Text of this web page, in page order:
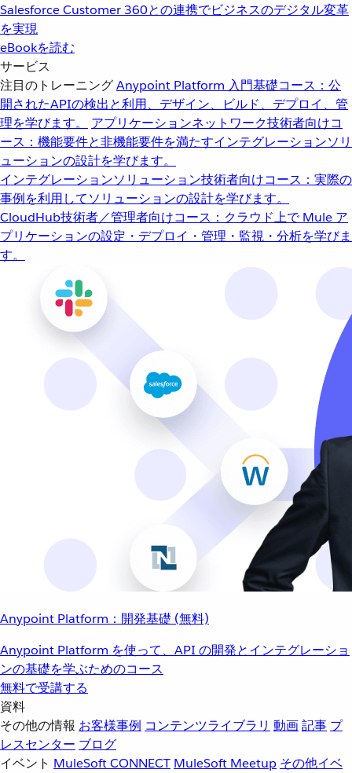
Salesforce Customer 360との連携でビジネスのデジタル変革
を実現
eBookを読む
サービス
注目のトレーニングAnypoint Platform 入門基礎コース：公
開されたAPIの検出と利用、デザイン、ビルド、デプロイ、管
理を学びます。
アプリケーションネットワーク技術者向けコ
ース：機能要件と非機能要件を満たすインテグレーションソリ
ューションの設計を学びます。
インテグレーションソリューション技術者向けコース：実際の
事例を利用してソリューションの設計を学びます。
CloudHub技術者／管理者向けコース：クラウド上で Mule ア
プリケーションの設定・デプロイ・管理・監視・分析を学びま
す。
Anypoint Platform：開発基礎 (無料)
Anypoint Platform を使って、API の開発とインテグレーショ
ンの基礎を学ぶためのコース
無料で受講する
資料
その他の情報 お客様事例 コンテンツライブラリ 動画記事 プ
レスセンター ブログ
イベント MuleSoft CONNECT MuleSoft Meetup その他イベ